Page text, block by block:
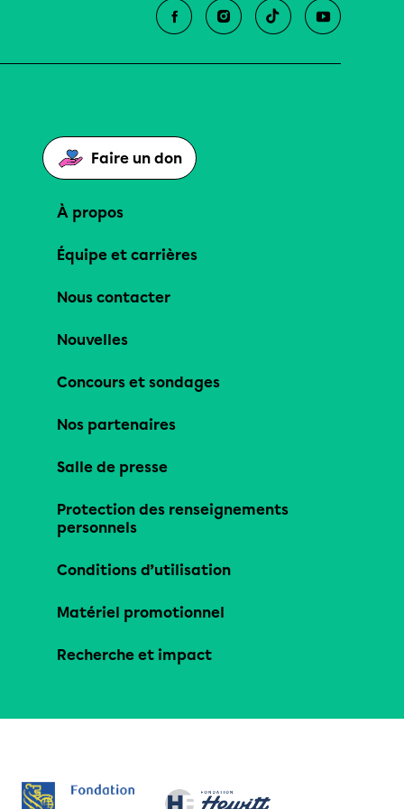
Faire un don
À propos
Équipe et carrières
Nous contacter
Nouvelles
Concours et sondages
Nos partenaires
Salle de presse
Protection des renseignements
personnels
Conditions d’utilisation
Matériel promotionnel
Recherche et impact